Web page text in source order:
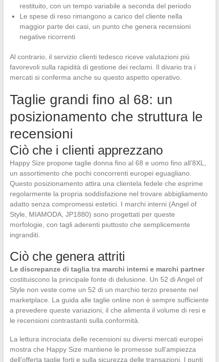
restituito, con un tempo variabile a seconda del periodo
Le spese di reso rimangono a carico del cliente nella
maggior parte dei casi, un punto che genera recensioni
negative ricorrenti
Al contrario, il servizio clienti tedesco riceve valutazioni più
favorevoli sulla rapidità di gestione dei reclami. Il divario tra i
mercati si conferma anche su questo aspetto operativo.
Taglie grandi fino al 68: un
posizionamento che struttura le
recensioni
Ciò che i clienti apprezzano
Happy Size propone taglie donna fino al 68 e uomo fino all’8XL,
un assortimento che pochi concorrenti europei eguagliano.
Questo posizionamento attira una clientela fedele che esprime
regolarmente la propria soddisfazione nel trovare abbigliamento
adatto senza compromessi estetici. I marchi interni (Angel of
Style, MIAMODA, JP1880) sono progettati per queste
morfologie, con tagli aderenti piuttosto che semplicemente
ingranditi.
Ciò che genera attriti
Le discrepanze di taglia tra marchi interni e marchi partner
costituiscono la principale fonte di delusione. Un 52 di Angel of
Style non veste come un 52 di un marchio terzo presente nel
marketplace. La guida alle taglie online non è sempre sufficiente
a prevedere queste variazioni, il che alimenta il volume di resi e
le recensioni contrastanti sulla conformità.
La lettura incrociata delle recensioni su diversi mercati europei
mostra che Happy Size mantiene le promesse sull’ampiezza
dell’offerta taglie forti e sulla sicurezza delle transazioni. I punti